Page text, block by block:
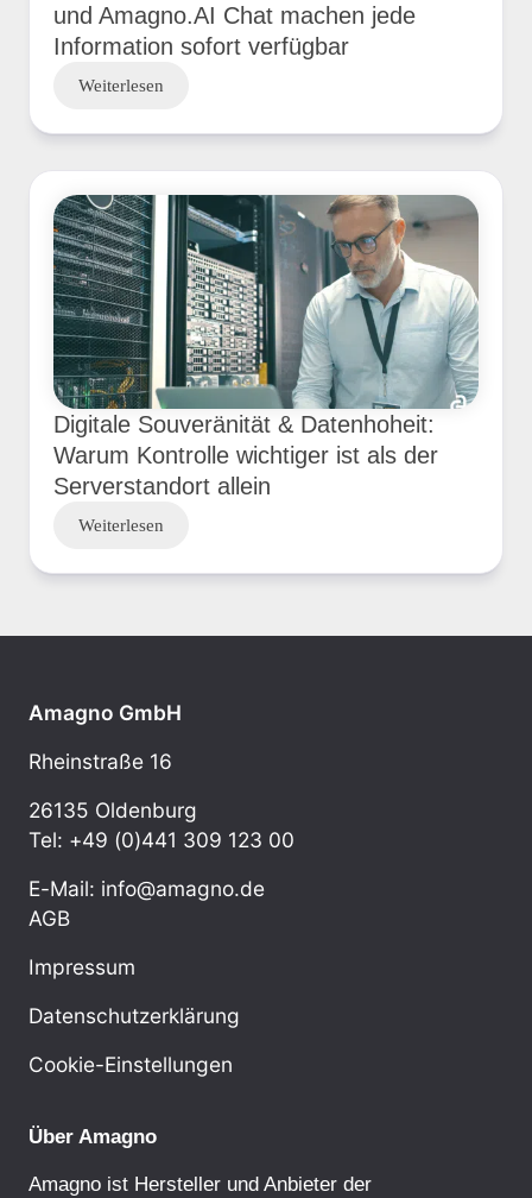
und Amagno.AI Chat machen jede
Information sofort verfügbar
Weiterlesen
Digitale Souveränität & Datenhoheit:
Warum Kontrolle wichtiger ist als der
Serverstandort allein
Weiterlesen
Amagno GmbH
Rheinstraße 16
26135 Oldenburg
Tel: +49 (0)441 309 123 00
E-Mail: info@amagno.de
AGB
Impressum
Datenschutzerklärung
Cookie-Einstellungen
Über Amagno
Amagno ist Hersteller und Anbieter der